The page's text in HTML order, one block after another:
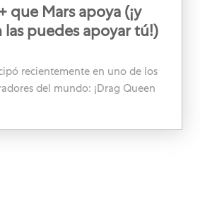
que Mars apoya (¡y
puedes apoyar tú!)
recientemente en uno de los
del mundo: ¡Drag Queen